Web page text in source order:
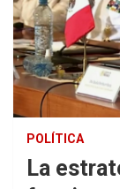
POLÍTICA
La